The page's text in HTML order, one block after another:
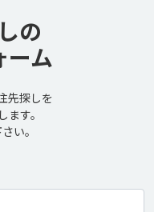
の
ーム
先探しを
す。
い。